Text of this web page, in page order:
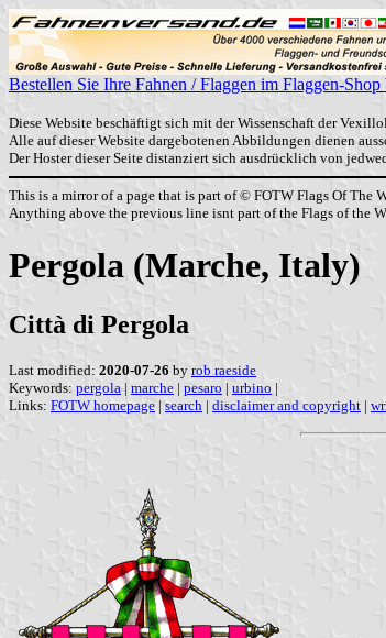
Bestellen Sie Ihre Fahnen / Flaggen im Flaggen-Shop
Diese Website beschäftigt sich mit der Wissenschaft der
Alle auf dieser Website dargebotenen Abbildungen dienen
Der Hoster dieser Seite distanziert sich ausdrücklich von
This is a mirror of a page that is part of © FOTW Flags Of The
Anything above the previous line isnt part of the Flags of the
Pergola (Marche, Italy)
Città di Pergola
Last modified: 2020-07-26 by rob raeside
Keywords: pergola | marche | pesaro | urbino |
Links: FOTW homepage | search | disclaimer and copyright |